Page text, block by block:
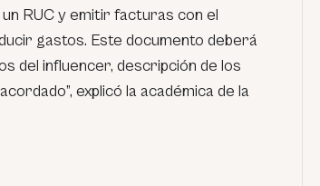
RUC y emitir facturas con el
gastos. Este documento deberá
del influencer, descripción de los
explicó la académica de la